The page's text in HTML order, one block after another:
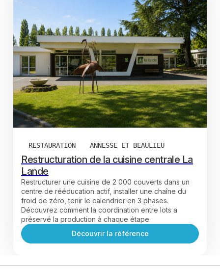
RESTAURATION ANNESSE ET BEAULIEU
Restructuration de la cuisine centrale La
Lande
Restructurer une cuisine de 2 000 couverts dans un
centre de rééducation actif, installer une chaîne du
froid de zéro, tenir le calendrier en 3 phases.
Découvrez comment la coordination entre lots a
préservé la production à chaque étape.
Découvrir la référence